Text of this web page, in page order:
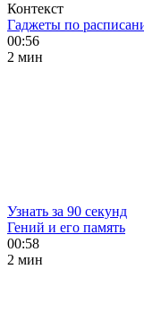
Контекст
Гаджеты по
00:56
2 мин
Узнать за 90 секунд
Гений и его память
00:58
2 мин